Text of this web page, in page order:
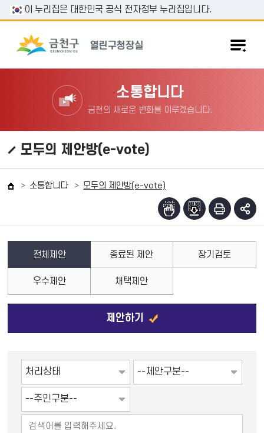
본문 바로가기
이 누리집은 대한민국 공식 전자정부 누리집입니다.
소통합니다
금천의 새로운 변화를 이루겠습니다.
모두의 제안방(e-vote)
소통합니다 모두의 제안방(e-vote)
전체제안 종료된 제안 장기검토
우수제안 채택제안
제안하기